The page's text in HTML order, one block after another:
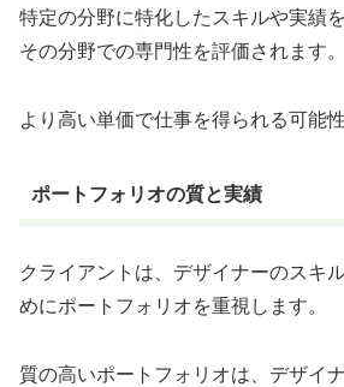
特定の分野に特化したスキルや実績
その分野での専門性を評価されます。
より高い単価で仕事を得られる可能
ポートフォリオの質と実績
クライアントは、デザイナーのスキ
めにポートフォリオを重視します。
質の高いポートフォリオは、デザイ